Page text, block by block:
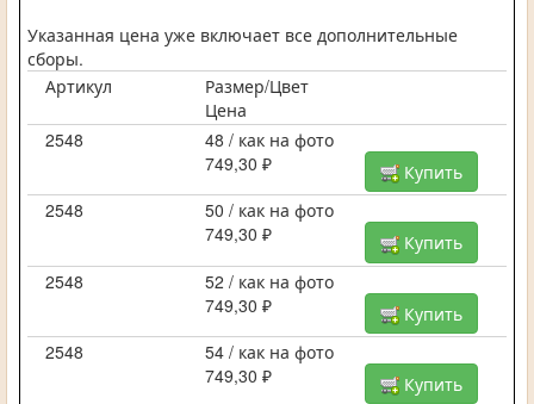
Указанная цена уже включает все дополнительные
сборы.
Артикул
Размер/Цвет
Цена
2548
48 / как на фото
749,30 ₽
Купить
2548
50 / как на фото
749,30 ₽
Купить
2548
52 / как на фото
749,30 ₽
Купить
2548
54 / как на фото
749,30 ₽
Купить